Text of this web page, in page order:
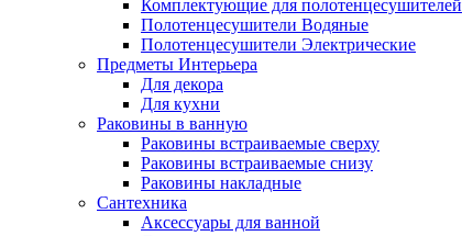
Комплектующие для полотенцесушителей
Полотенцесушители Водяные
Полотенцесушители Электрические
Предметы Интерьера
Для декора
Для кухни
Раковины в ванную
Раковины встраиваемые сверху
Раковины встраиваемые снизу
Раковины накладные
Сантехника
Аксессуары для ванной